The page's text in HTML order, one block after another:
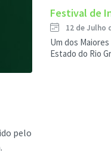
pelo
Festival de
12 de Julho
Um dos
Estado do Rio